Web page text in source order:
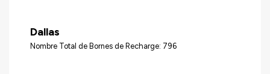
Dallas
Nombre Total de Bornes de Recharge: 796